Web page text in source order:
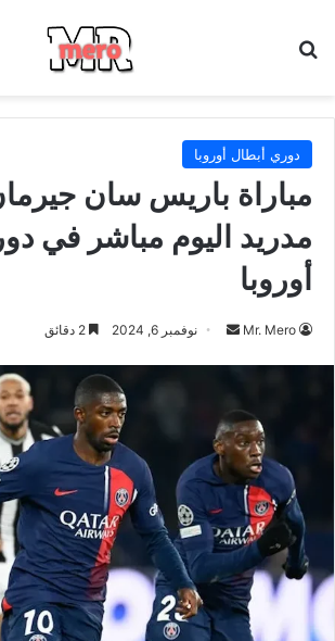
دوري أبطال أوروبا
مباراة باريس سان
مدريد اليوم مباشر في
أوروبا
Mr. Mero
أرسل نوفمبر 6, 2024